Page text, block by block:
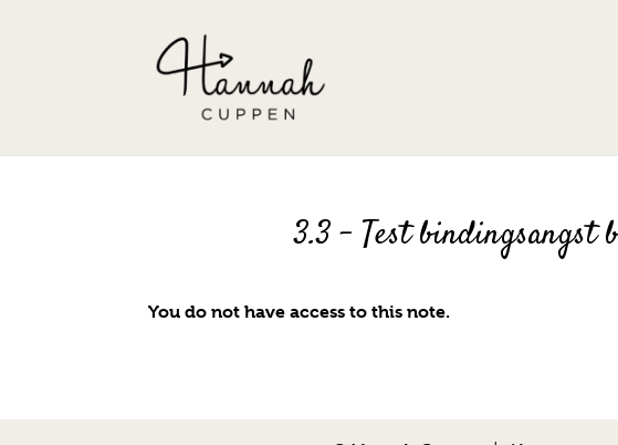
3.3 – Test bindingsangst
You do not have access to this note.